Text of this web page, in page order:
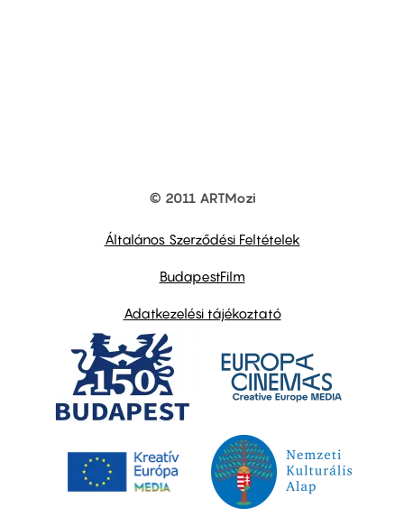
© 2011 ARTMozi
Általános Szerződési Feltételek
BudapestFilm
Adatkezelési tájékoztató